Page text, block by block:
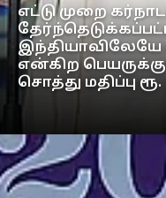
எட்டு முறை
என்கிற
சொத்து மதிப்பு ரூ.